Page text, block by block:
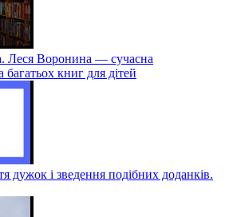
Леся Воронина — сучасна
книг для дітей
дужок і зведення подібних доданків.